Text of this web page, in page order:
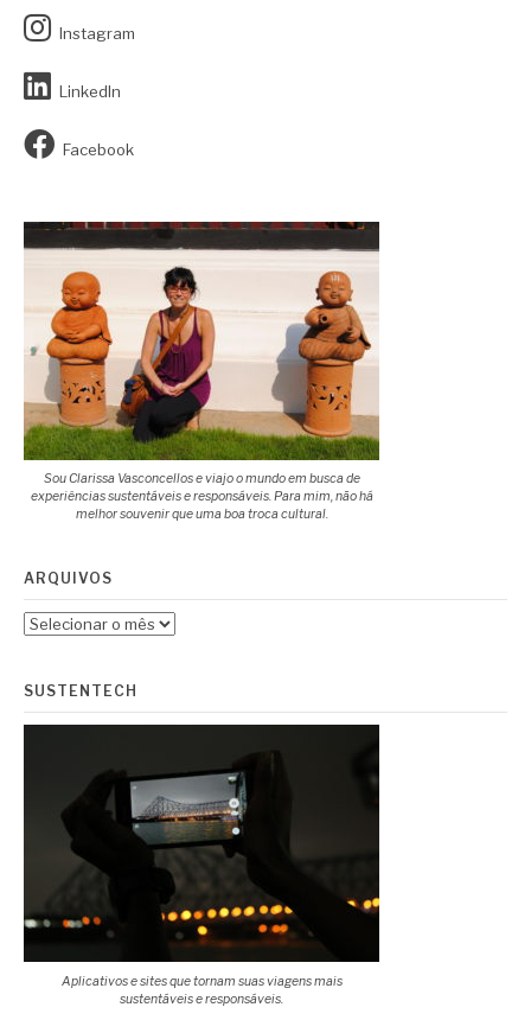
Instagram
LinkedIn
Facebook
Sou Clarissa Vasconcellos e viajo o mundo em busca de
experiências sustentáveis e responsáveis. Para mim, não há
melhor souvenir que uma boa troca cultural.
ARQUIVOS
Arquivos
SUSTENTECH
Aplicativos e sites que tornam suas viagens mais
sustentáveis e responsáveis.